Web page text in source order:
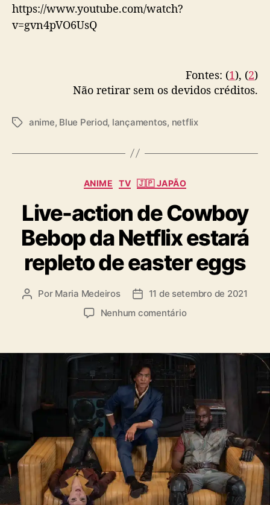
https://www.youtube.com/watch?
v=gvn4pVO6UsQ
Fontes: (1), (2)
Não retirar sem os devidos créditos.
T
anime, Blue Period, lançamentos, netflix
C
e
g
o
r
i
a
s
ANIME TV 🇯🇵 JAPÃO
Live-action de Cowboy
Bebop da Netflix estará
repleto de easter eggs
A Por Maria Medeiros
D
p
u
b
l
i
c
a
ã
o
11 de setembro de 2021
Nenhum comentárioe
i
v
e
a
c
t
i
o
n
d
e